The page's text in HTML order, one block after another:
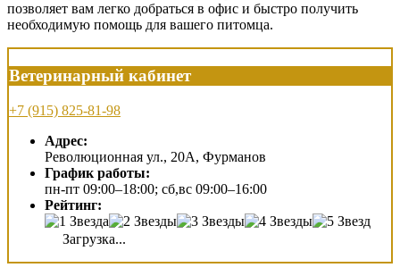
позволяет вам легко добраться в офис и быстро получить
необходимую помощь для вашего питомца.
Ветеринарный кабинет
+7 (915) 825-81-98
Адрес:
Революционная ул., 20А, Фурманов
График работы:
пн-пт 09:00–18:00; сб,вс 09:00–16:00
Рейтинг:
Загрузка...